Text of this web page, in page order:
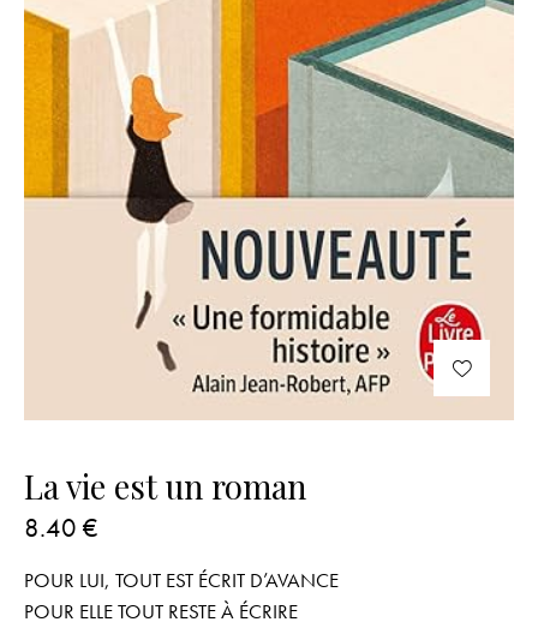
La vie est un roman
8.40 €
POUR LUI, TOUT EST ÉCRIT D’AVANCE
POUR ELLE TOUT RESTE À ÉCRIRE